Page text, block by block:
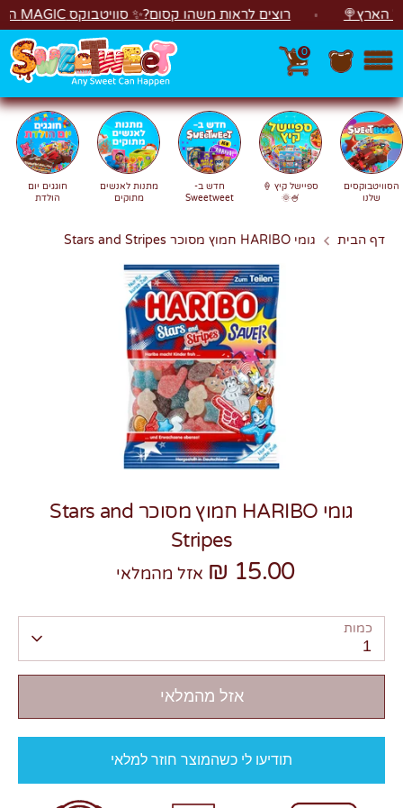
דלג רוצים לראות משהו קסום?✨ סוויטבוקס MAGIC הפך ל"מכונת משחקים"! 🎁🕹️
0
חפשחיפוש
הסוויטבוקסים
שלנו
ספיישל קיץ 🍦
🍧🌞
חדש ב-
Sweetweet
מתנות לאנשים
מתוקים
חוגגים יום
הולדת
דף הבית גומי HARIBO חמוץ מסוכר Stars and Stripes
גומי HARIBO חמוץ מסוכר Stars and
Stripes
15.00 ₪ אזל מהמלאי
כמות
1
אזל מהמלאי
תודיעו לי כשהמוצר חוזר למלאי